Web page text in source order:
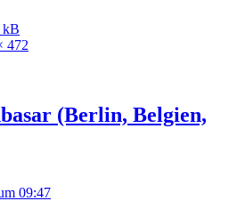
kB
472
(Berlin, Belgien,
09:47